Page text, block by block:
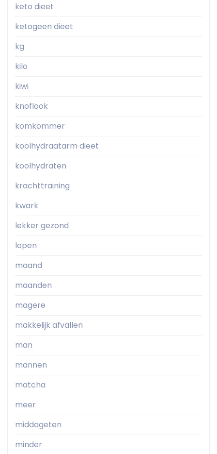
keto dieet
ketogeen dieet
kg
kilo
kiwi
knoflook
komkommer
koolhydraatarm dieet
koolhydraten
krachttraining
kwark
lekker gezond
lopen
maand
maanden
magere
makkelijk afvallen
man
mannen
matcha
meer
middageten
minder